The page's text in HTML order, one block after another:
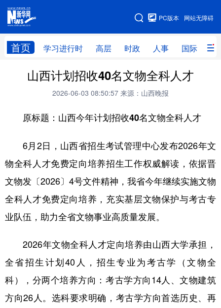
网站无障碍
PC版本
首页 学习进行时 高层 时政 人事 国际 财
网站地图
学习进行时 高层 时政 人事
财经 网评
台湾 思客智库 全球连线 教育
文化 书画 健康 军事
访谈 视频 图片 政务
法律 中央文件 金融 汽车
食品 人居 信息化
学术中国 乡村振兴 银龄 溯源中国
城市 旅游 能源 会展
彩票 娱乐 时尚 悦读
公益 一带一路 亚太网 上市公司
山西计划招收40名文物全科人才
2026-06-03 08:50:57 来源：山西晚报
原标题：山西今年计划招收40名文物全科人才
6月2日，山西省招生考试管理中心发布2026年文
物全科人才免费定向培养招生工作权威解读，依据晋
文物发〔2026〕4号文件精神，我省今年继续实施文物
全科人才免费定向培养，充实基层文物保护与考古专
业队伍，助力全省文物事业高质量发展。
2026年文物全科人才定向培养由山西大学承担，
全省招生计划40人，招生专业为考古学（文物全
科），分两个培养方向：考古学方向14人、文物建筑
方向26人。选科要求明确，考古学方向首选历史、再